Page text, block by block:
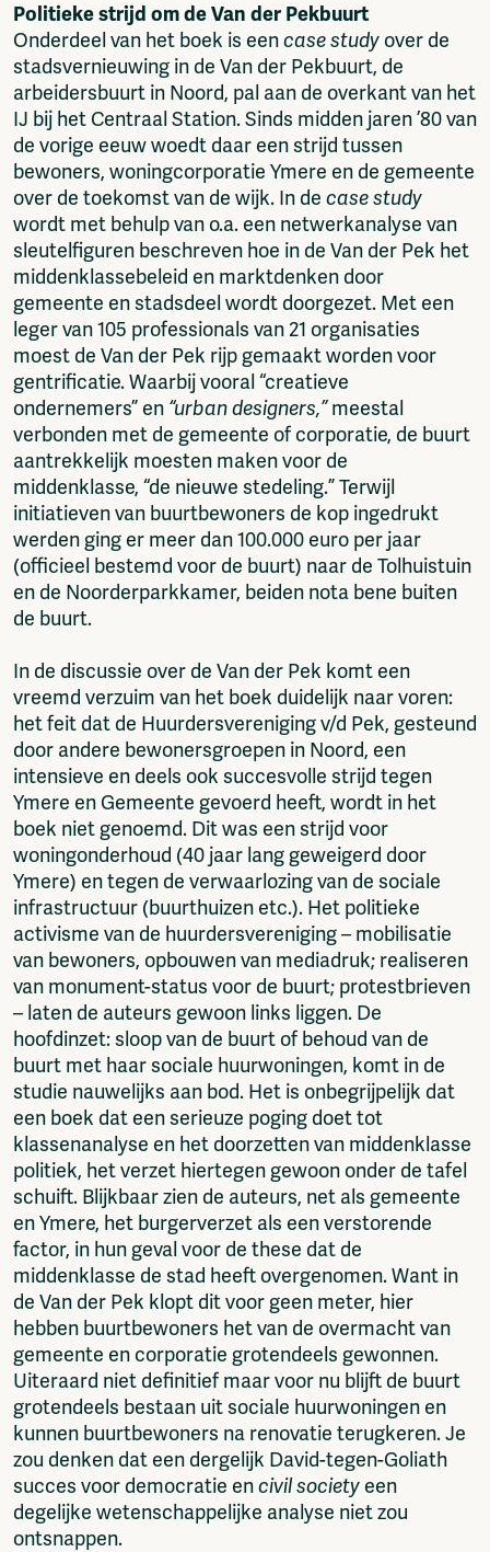
Politieke strijd om de Van der Pekbuurt
Onderdeel van het boek is eencase study over de
stadsvernieuwing in de Van der Pekbuurt, de
arbeidersbuurt in Noord, pal aan de overkant van het
IJ bij het Centraal Station. Sinds midden jaren ’80 van
de vorige eeuw woedt daar een strijd tussen
bewoners, woningcorporatie Ymere en de gemeente
over de toekomst van de wijk. In de case study
wordt met behulp van o.a. een netwerkanalyse van
sleutelfiguren beschreven hoe in de Van der Pek het
middenklassebeleid en marktdenken door
gemeente en stadsdeel wordt doorgezet. Met een
leger van 105 professionals van 21 organisaties
moest de Van der Pek rijp gemaakt worden voor
gentrificatie. Waarbij vooral “creatieve
ondernemers” en “urban designers,”meestal
verbonden met de gemeente of corporatie, de buurt
aantrekkelijk moesten maken voor de
middenklasse, “de nieuwe stedeling.” Terwijl
initiatieven van buurtbewoners de kop ingedrukt
werden ging er meer dan 100.000 euro per jaar
(officieel bestemd voor de buurt) naar de Tolhuistuin
en de Noorderparkkamer, beiden nota bene buiten
de buurt.
In de discussie over de Van der Pek komt een
vreemd verzuim van het boek duidelijk naar voren:
het feit dat de Huurdersvereniging v/d Pek, gesteund
door andere bewonersgroepen in Noord, een
intensieve en deels ook succesvolle strijd tegen
Ymere en Gemeente gevoerd heeft, wordt in het
boek niet genoemd. Dit was een strijd voor
woningonderhoud (40 jaar lang geweigerd door
Ymere) en tegen de verwaarlozing van de sociale
infrastructuur (buurthuizen etc.). Het politieke
activisme van de huurdersvereniging – mobilisatie
van bewoners, opbouwen van mediadruk; realiseren
van monument-status voor de buurt; protestbrieven
– laten de auteurs gewoon links liggen. De
hoofdinzet: sloop van de buurt of behoud van de
buurt met haar sociale huurwoningen, komt in de
studie nauwelijks aan bod. Het is onbegrijpelijk dat
een boek dat een serieuze poging doet tot
klassenanalyse en het doorzetten van middenklasse
politiek, het verzet hiertegen gewoon onder de tafel
schuift. Blijkbaar zien de auteurs, net als gemeente
en Ymere, het burgerverzet als een verstorende
factor, in hun geval voor de these dat de
middenklasse de stad heeft overgenomen. Want in
de Van der Pek klopt dit voor geen meter, hier
hebben buurtbewoners het van de overmacht van
gemeente en corporatie grotendeels gewonnen.
Uiteraard niet definitief maar voor nu blijft de buurt
grotendeels bestaan uit sociale huurwoningen en
kunnen buurtbewoners na renovatie terugkeren. Je
zou denken dat een dergelijk David-tegen-Goliath
succes voor democratie encivil society een
degelijke wetenschappelijke analyse niet zou
ontsnappen.